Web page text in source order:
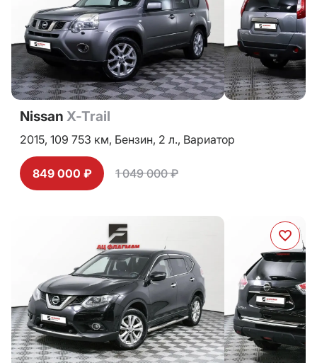
Nissan X-Trail
2015, 109 753 км, Бензин, 2 л., Вариатор
849 000 ₽ 1 049 000 ₽